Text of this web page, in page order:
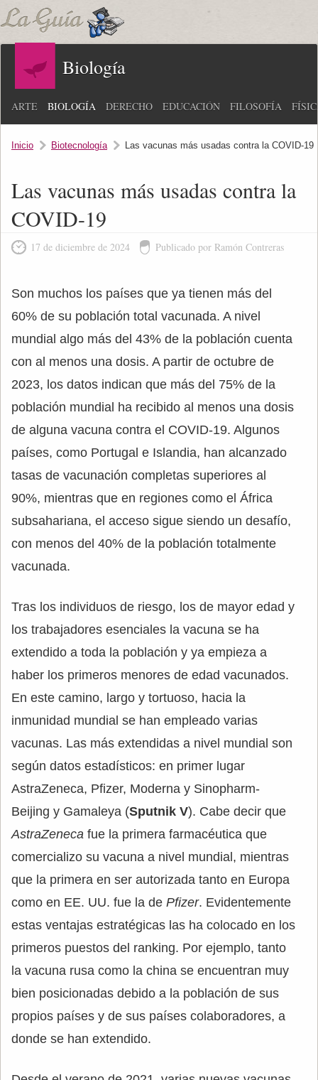
Biología
ARTE BIOLOGÍA DERECHO EDUCACIÓN FILOSOFÍA
Inicio Biotecnología Las vacunas más usadas contra la COVID-19
Las vacunas más usadas contra la
COVID-19
17 de diciembre de 2024 Publicado por Ramón Contreras
Son muchos los países que ya tienen más del
60% de su población total vacunada. A nivel
mundial algo más del 43% de la población cuenta
con al menos una dosis. A partir de octubre de
2023, los datos indican que más del 75% de la
población mundial ha recibido al menos una dosis
de alguna vacuna contra el COVID-19. Algunos
países, como Portugal e Islandia, han alcanzado
tasas de vacunación completas superiores al
90%, mientras que en regiones como el África
subsahariana, el acceso sigue siendo un desafío,
con menos del 40% de la población totalmente
vacunada.
Tras los individuos de riesgo, los de mayor edad y
los trabajadores esenciales la vacuna se ha
extendido a toda la población y ya empieza a
haber los primeros menores de edad vacunados.
En este camino, largo y tortuoso, hacia la
inmunidad mundial se han empleado varias
vacunas. Las más extendidas a nivel mundial son
según datos estadísticos: en primer lugar
AstraZeneca, Pfizer, Moderna y Sinopharm-
Beijing y Gamaleya (Sputnik V). Cabe decir que
AstraZeneca fue la primera farmacéutica que
comercializo su vacuna a nivel mundial, mientras
que la primera en ser autorizada tanto en Europa
como en EE. UU. fue la de Pfizer. Evidentemente
estas ventajas estratégicas las ha colocado en los
primeros puestos del ranking. Por ejemplo, tanto
la vacuna rusa como la china se encuentran muy
bien posicionadas debido a la población de sus
propios países y de sus países colaboradores, a
donde se han extendido.